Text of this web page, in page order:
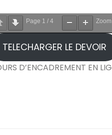
Page 1 / 4 Zoom
TELECHARGER LE DEVOIR
D’ENCADREMENT EN